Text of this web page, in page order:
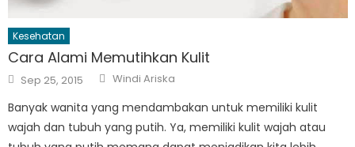
Kesehatan
Cara Alami Memutihkan Kulit
Posted
on
Sep 25, 2015 Author
Windi Ariska
Banyak wanita yang mendambakan untuk memiliki kulit
wajah dan tubuh yang putih. Ya, memiliki kulit wajah atau